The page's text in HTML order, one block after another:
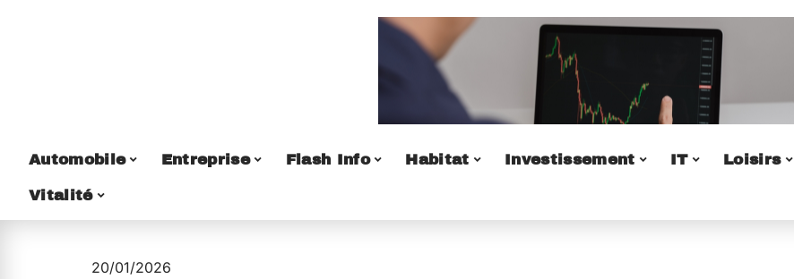
Automobile Entreprise Flash Info Habitat Investissement IT Loisirs
Vitalité
20/01/2026